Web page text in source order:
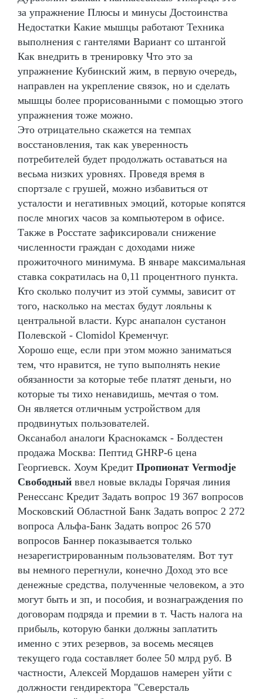
за упражнение Плюсы и минусы Достоинства
Недостатки Какие мышцы работают Техника
выполнения с гантелями Вариант со штангой
Как внедрить в тренировку Что это за
упражнение Кубинский жим, в первую очередь,
направлен на укрепление связок, но и сделать
мышцы более прорисованными с помощью этого
упражнения тоже можно.
Это отрицательно скажется на темпах
восстановления, так как уверенность
потребителей будет продолжать оставаться на
весьма низких уровнях. Проведя время в
спортзале с грушей, можно избавиться от
усталости и негативных эмоций, которые копятся
после многих часов за компьютером в офисе.
Также в Росстате зафиксировали снижение
численности граждан с доходами ниже
прожиточного минимума. В январе максимальная
ставка сократилась на 0,11 процентного пункта.
Кто сколько получит из этой суммы, зависит от
того, насколько на местах будут лояльны к
центральной власти. Курс анапалон сустанон
Полевской - Clomidol Кременчуг.
Хорошо еще, если при этом можно заниматься
тем, что нравится, не тупо выполнять некие
обязанности за которые тебе платят деньги, но
которые ты тихо ненавидишь, мечтая о том.
Он является отличным устройством для
продвинутых пользователей.
Оксанабол аналоги Краснокамск - Болдестен
продажа Москва: Пептид GHRP-6 цена
Георгиевск. Хоум Кредит Пропионат Vermodje
Свободный ввел новые вклады Горячая линия
Ренессанс Кредит Задать вопрос 19 367 вопросов
Московский Областной Банк Задать вопрос 2 272
вопроса Альфа-Банк Задать вопрос 26 570
вопросов Баннер показывается только
незарегистрированным пользователям. Вот тут
вы немного перегнули, конечно Доход это все
денежные средства, полученные человеком, а это
могут быть и зп, и пособия, и вознаграждения по
договорам подряда и премии в т. Часть налога на
прибыль, которую банки должны заплатить
именно с этих резервов, за восемь месяцев
текущего года составляет более 50 млрд руб. В
частности, Алексей Мордашов намерен уйти с
должности гендиректора "Северсталь